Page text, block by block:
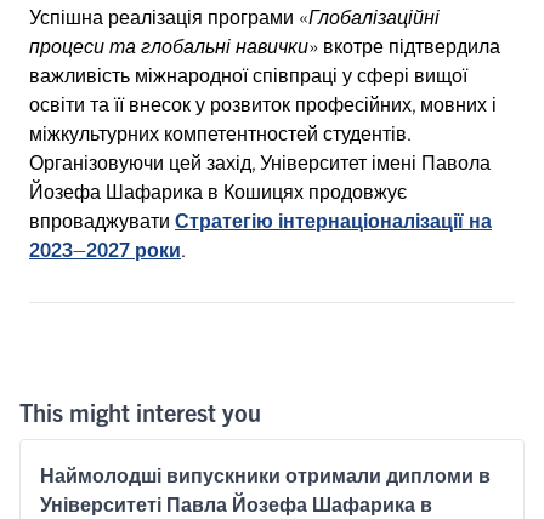
Успішна реалізація програми «Глобалізаційні
процеси та глобальні навички» вкотре підтвердила
важливість міжнародної співпраці у сфері вищої
освіти та її внесок у розвиток професійних, мовних і
міжкультурних компетентностей студентів.
Організовуючи цей захід, Університет імені Павола
Йозефа Шафарика в Кошицях продовжує
впроваджувати Стратегію інтернаціоналізації на
2023–2027 роки.
This might interest you
Наймолодші випускники отримали дипломи в
Університеті Павла Йозефа Шафарика в